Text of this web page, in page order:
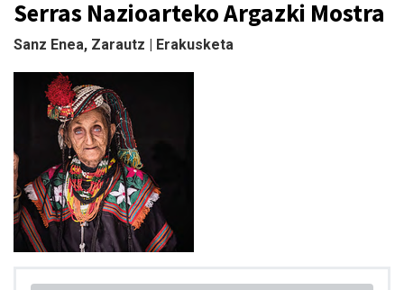
Serras Nazioarteko Argazki Mostra
Sanz Enea, Zarautz | Erakusketa